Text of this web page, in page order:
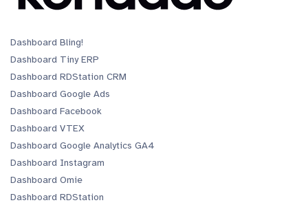
Dashboard Bling!
Dashboard Tiny ERP
Dashboard RDStation CRM
Dashboard Google Ads
Dashboard Facebook
Dashboard VTEX
Dashboard Google Analytics GA4
Dashboard Instagram
Dashboard Omie
Dashboard RDStation